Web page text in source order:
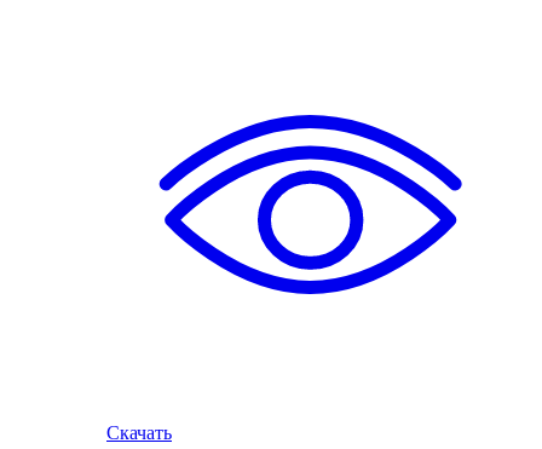
Скачать